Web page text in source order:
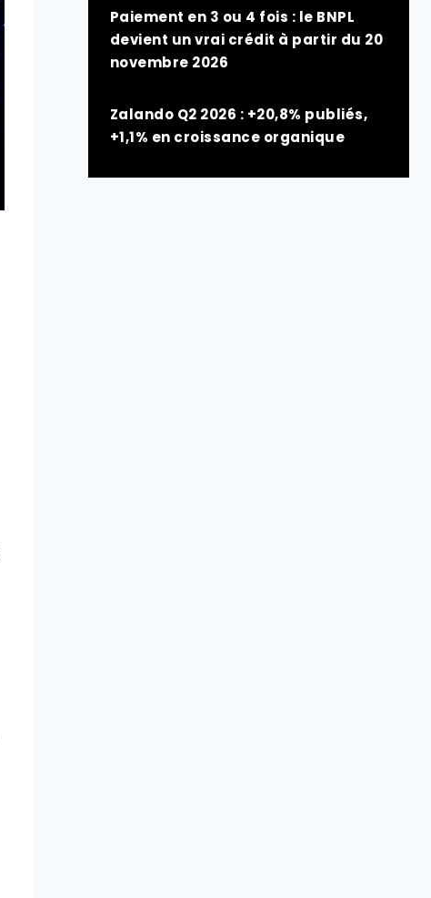
Paiement en 3 ou 4 fois : le BNPL
devient un vrai crédit à partir du 20
novembre 2026
Zalando Q2 2026 : +20,8% publiés,
+1,1% en croissance organique